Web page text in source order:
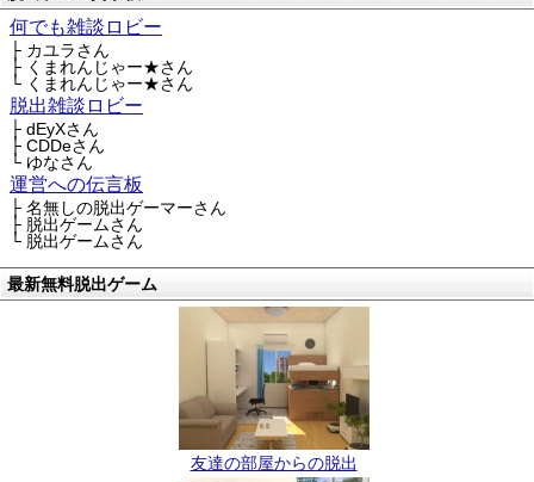
何でも雑談ロビー
├ カユラさん
├ くまれんじゃー★さん
└ くまれんじゃー★さん
脱出雑談ロビー
├ dEyXさん
├ CDDeさん
└ ゆなさん
運営への伝言板
├ 名無しの脱出ゲーマーさん
├ 脱出ゲームさん
└ 脱出ゲームさん
最新無料脱出ゲーム
友達の部屋からの脱出